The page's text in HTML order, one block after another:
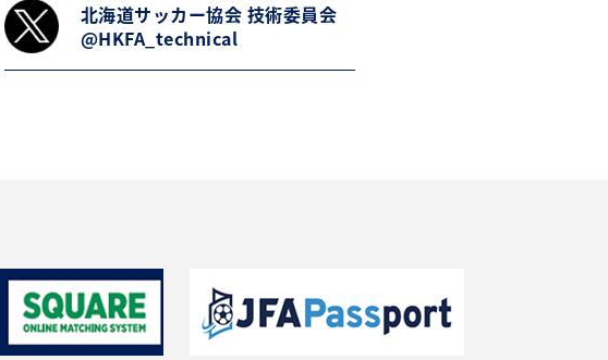
北海道サッカー協会 技術委員会
@HKFA_technical